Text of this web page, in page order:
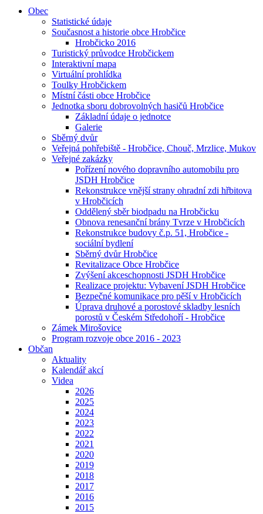
Obec
Statistické údaje
Současnost a historie obce Hrobčice
Hrobčicko 2016
Turistický průvodce Hrobčickem
Interaktivní mapa
Virtuální prohlídka
Toulky Hrobčickem
Místní části obce Hrobčice
Jednotka sboru dobrovolných hasičů Hrobčice
Základní údaje o jednotce
Galerie
Sběrný dvůr
Veřejná pohřebiště - Hrobčice, Chouč, Mrzlice, Mukov
Veřejné zakázky
Pořízení nového dopravního automobilu pro
JSDH Hrobčice
Rekonstrukce vnější strany ohradní zdi hřbitova
v Hrobčicích
Oddělený sběr biodpadu na Hrobčicku
Obnova renesanční brány Tvrze v Hrobčicích
Rekonstrukce budovy č.p. 51, Hrobčice -
sociální bydlení
Sběrný dvůr Hrobčice
Revitalizace Obce Hrobčice
Zvýšení akceschopnosti JSDH Hrobčice
Realizace projektu: Vybavení JSDH Hrobčice
Bezpečné komunikace pro pěší v Hrobčicích
Úprava druhové a porostové skladby lesních
porostů v Českém Středohoří - Hrobčice
Zámek Mirošovice
Program rozvoje obce 2016 - 2023
Občan
Aktuality
Kalendář akcí
Videa
2026
2025
2024
2023
2022
2021
2020
2019
2018
2017
2016
2015